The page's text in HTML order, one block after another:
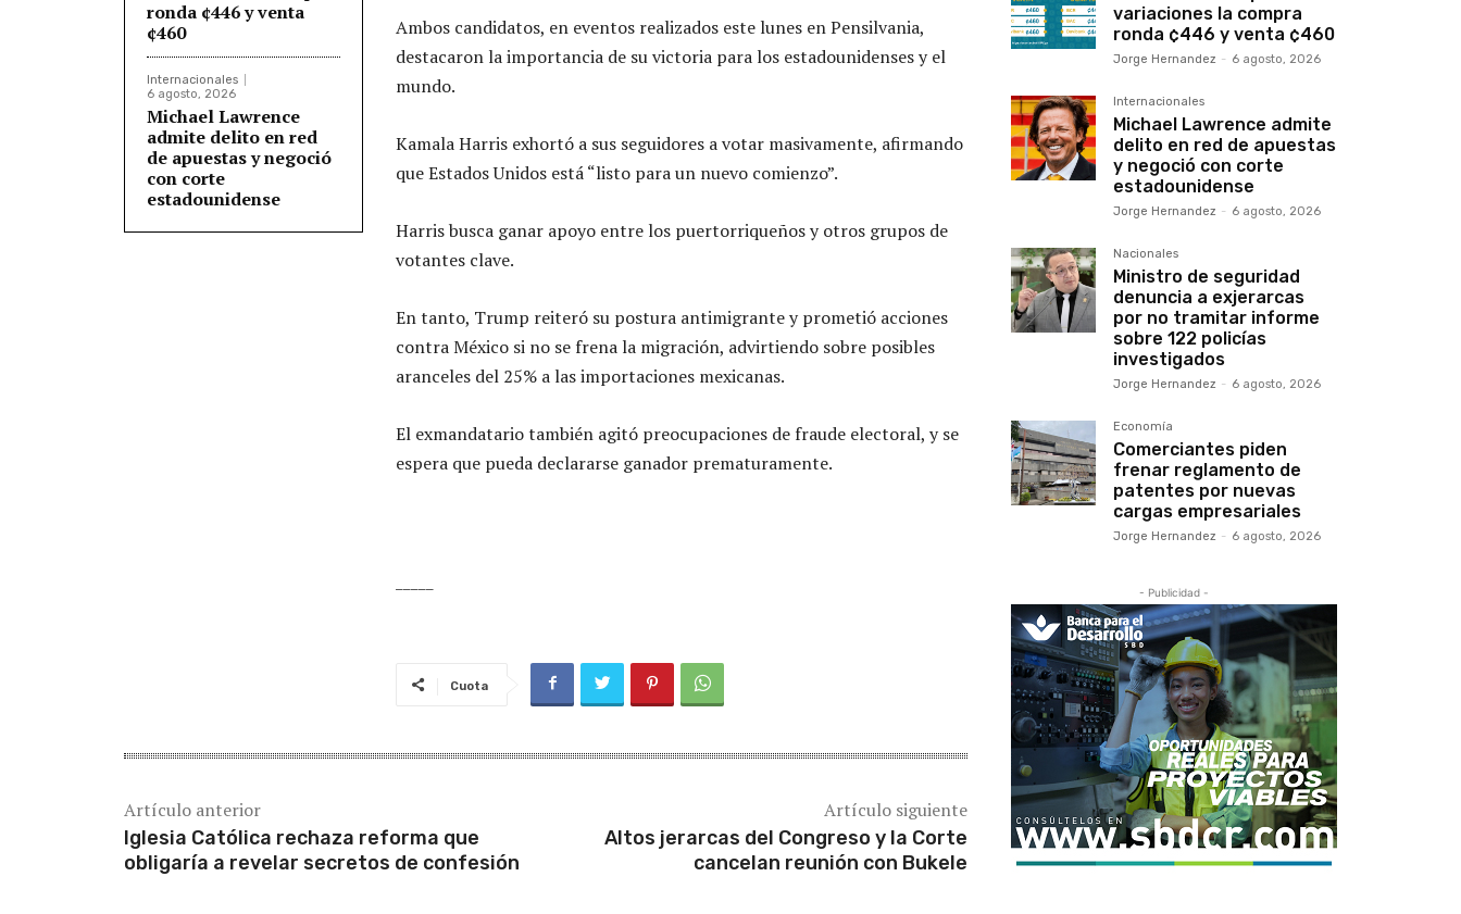
ronda ¢446 y venta
¢460
Internacionales
6 agosto, 2026
Michael Lawrence
admite delito en red
de apuestas y negoció
con corte
estadounidense
Ambos candidatos, en eventos realizados este lunes en Pensilvania,
destacaron la importancia de su victoria para los estadounidenses y el
mundo.
Kamala Harris exhortó a sus seguidores a votar masivamente, afirmando
que Estados Unidos está “listo para un nuevo comienzo”.
Harris busca ganar apoyo entre los puertorriqueños y otros grupos de
votantes clave.
En tanto, Trump reiteró su postura antimigrante y prometió acciones
contra México si no se frena la migración, advirtiendo sobre posibles
aranceles del 25% a las importaciones mexicanas.
El exmandatario también agitó preocupaciones de fraude electoral, y se
espera que pueda declararse ganador prematuramente.
Cuota
Artículo anterior
Iglesia Católica rechaza reforma que
obligaría a revelar secretos de confesión
Artículo siguiente
Altos jerarcas del Congreso y la Corte
cancelan reunión con Bukele
variaciones la compra
ronda ¢446 y venta ¢460
Jorge Hernandez - 6 agosto, 2026
Internacionales
Michael Lawrence admite
delito en red de apuestas
y negoció con corte
estadounidense
Jorge Hernandez - 6 agosto, 2026
Nacionales
Ministro de seguridad
denuncia a exjerarcas
por no tramitar informe
sobre 122 policías
investigados
Jorge Hernandez - 6 agosto, 2026
Economía
Comerciantes piden
frenar reglamento de
patentes por nuevas
cargas empresariales
Jorge Hernandez - 6 agosto, 2026
- Publicidad -